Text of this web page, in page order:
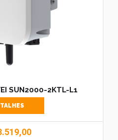
SUN2000-2KTL-L1